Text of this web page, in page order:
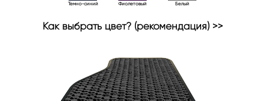
Темно-синий Фиолетовый Белый
Как выбрать цвет? (рекомендация) >>